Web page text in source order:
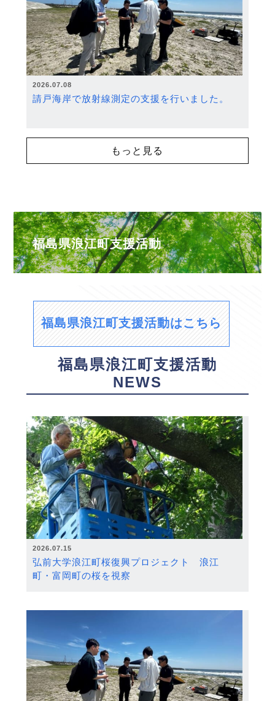
2026.07.08
請戸海岸で放射線測定の支援を行いました。
もっと見る
福島県浪江町支援活動
福島県浪江町支援活動はこちら
福島県浪江町支援活動
NEWS
2026.07.15
弘前大学浪江町桜復興プロジェクト 浪江
町・富岡町の桜を視察